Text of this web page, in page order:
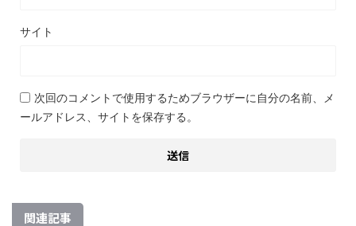
サイト
次回のコメントで使用するためブラウザーに自分の名前、メ
ールアドレス、サイトを保存する。
関連記事